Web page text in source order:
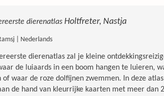
World Records 2026 is hét boek vol verbazing,
en maak er een recordjaar van!
dierenatlas Holtfreter, Nastja
| Nederlands
dierenatlas zal je kleine
de luiaards in een boom hangen te luieren,
of waar de roze dolfijnen zwemmen. In deze
de hand van kleurrijke kaarten met meer dan